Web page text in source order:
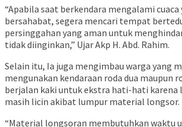
“Apabila saat berkendara mengalami cuaca
bersahabat, segera mencari tempat
persinggahan yang aman untuk
tidak diinginkan,” Ujar Akp H. Abd. Rahim.
Selain itu, Ia juga mengimbau warga yang
mengunakan kendaraan roda dua maupun
berjalan kaki untuk ekstra hati-hati karena
masih licin akibat lumpur material longsor.
“Material longsoran membutuhkan waktu